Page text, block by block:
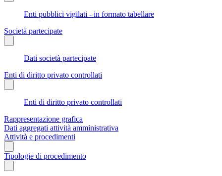
Enti pubblici vigilati - in formato tabellare
Società partecipate
Dati società partecipate
Enti di diritto privato controllati
Enti di diritto privato controllati
Rappresentazione grafica
Dati aggregati attività amministrativa
Attività e procedimenti
Tipologie di procedimento